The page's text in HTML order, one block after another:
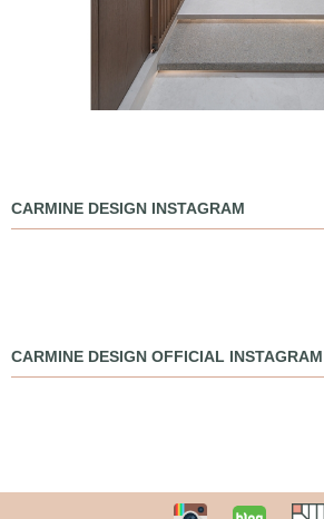
CARMINE DESIGN INSTAGRAM
CARMINE DESIGN OFFICIAL INSTAGRAM